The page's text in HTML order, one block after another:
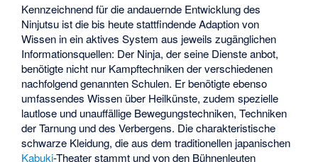
Kennzeichnend für die andauernde Entwicklung des
Ninjutsu ist die bis heute stattfindende Adaption von
Wissen in ein aktives System aus jeweils zugänglichen
Informationsquellen: Der Ninja, der seine Dienste anbot,
benötigte nicht nur Kampftechniken der verschiedenen
nachfolgend genannten Schulen. Er benötigte ebenso
umfassendes Wissen über Heilkünste, zudem spezielle
lautlose und unauffällige Bewegungstechniken, Techniken
der Tarnung und des Verbergens. Die charakteristische
schwarze Kleidung, die aus dem traditionellen japanischen
Kabuki-Theater stammt und von den Bühnenleuten